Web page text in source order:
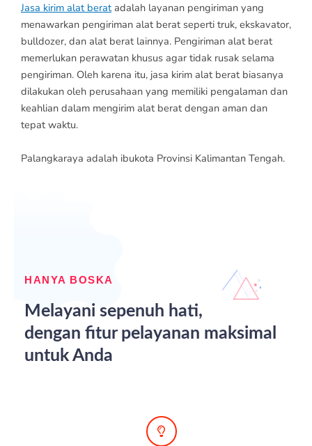
Jasa kirim alat beratadalah layanan pengiriman yang
menawarkan pengiriman alat berat seperti truk, ekskavator,
bulldozer, dan alat berat lainnya. Pengiriman alat berat
memerlukan perawatan khusus agar tidak rusak selama
pengiriman. Oleh karena itu, jasa kirim alat berat biasanya
dilakukan oleh perusahaan yang memiliki pengalaman dan
keahlian dalam mengirim alat berat dengan aman dan
tepat waktu.
Palangkaraya adalah ibukota Provinsi Kalimantan Tengah.
HANYA BOSKA
Melayani sepenuh hati,
dengan fitur pelayanan maksimal
untuk Anda